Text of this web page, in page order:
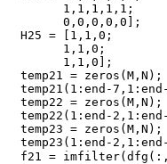
      1,1,1,1,1;
      0,0,0,0,0];
H25 = [1,1,0;
      1,1,0;
      1,1,0];
temp21 = zeros(M,N);
temp21(1:end-
temp22 = zeros(M,N);
temp22(1:end-
temp23 = zeros(M,N);
temp23(1:end-
f21 =